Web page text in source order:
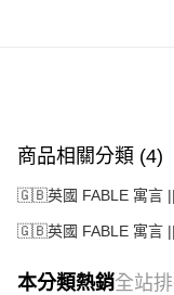
商品相關分類 (4)
🇬🇧英國 FABLE 寓言
🇬🇧英國 FABLE 寓言
本分類熱銷全站